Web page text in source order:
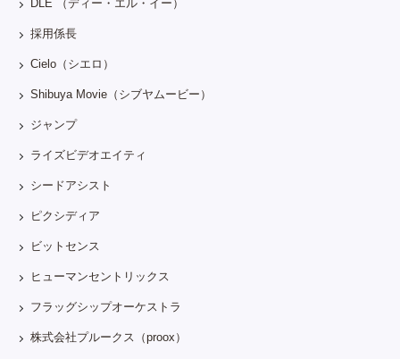
DLE （ディー・エル・イー）
採用係長
Cielo（シエロ）
Shibuya Movie（シブヤムービー）
ジャンプ
ライズビデオエイティ
シードアシスト
ピクシディア
ビットセンス
ヒューマンセントリックス
フラッグシップオーケストラ
株式会社プルークス（proox）